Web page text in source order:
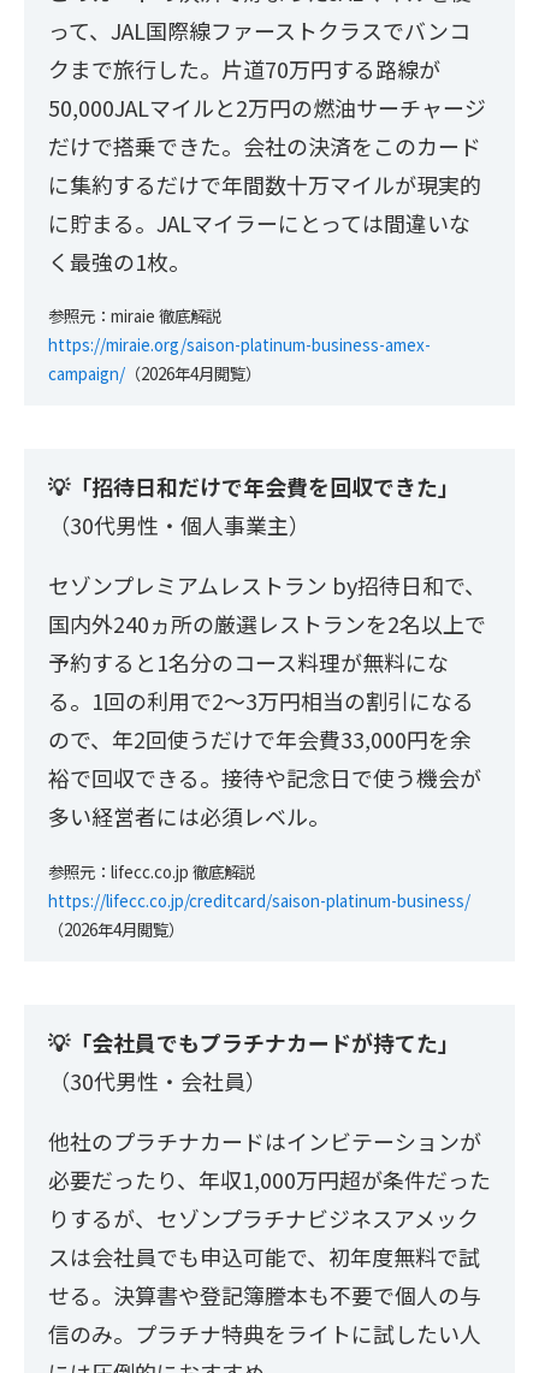
って、JAL国際線ファーストクラスでバンコ
クまで旅行した。片道70万円する路線が
50,000JALマイルと2万円の燃油サーチャージ
だけで搭乗できた。会社の決済をこのカード
に集約するだけで年間数十万マイルが現実的
に貯まる。JALマイラーにとっては間違いな
く最強の1枚。
参照元：miraie 徹底解説
https://miraie.org/saison-platinum-business-amex-
campaign/ （2026年4月閲覧）
💡「招待日和だけで年会費を回収できた」
（30代男性・個人事業主）
セゾンプレミアムレストラン by招待日和で、
国内外240ヵ所の厳選レストランを2名以上で
予約すると1名分のコース料理が無料にな
る。1回の利用で2〜3万円相当の割引になる
ので、年2回使うだけで年会費33,000円を余
裕で回収できる。接待や記念日で使う機会が
多い経営者には必須レベル。
参照元：lifecc.co.jp 徹底解説
https://lifecc.co.jp/creditcard/saison-platinum-business/
（2026年4月閲覧）
💡「会社員でもプラチナカードが持てた」
（30代男性・会社員）
他社のプラチナカードはインビテーションが
必要だったり、年収1,000万円超が条件だった
りするが、セゾンプラチナビジネスアメック
スは会社員でも申込可能で、初年度無料で試
せる。決算書や登記簿謄本も不要で個人の与
信のみ。プラチナ特典をライトに試したい人